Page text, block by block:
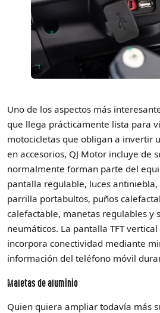
Uno de los aspectos más
que llega prácticamente lista para
motocicletas que obligan a invertir
en accesorios, QJ Motor incluye de
normalmente forman parte del
pantalla regulable, luces
parrilla portabultos, puños
calefactable, manetas regulables y
neumáticos. La pantalla TFT
incorpora conectividad mediante
información del teléfono móvil
Maletas de aluminio
Quien quiera ampliar todavía más